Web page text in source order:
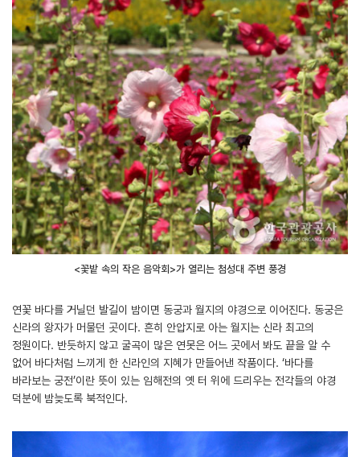
<꽃밭 속의 작은 음악회>가 열리는 첨성대 주변 풍경
연꽃 바다를 거닐던 발길이 밤이면 동궁과 월지의 야경으로 이어진다. 동궁은
신라의 왕자가 머물던 곳이다. 흔히 안압지로 아는 월지는 신라 최고의
정원이다. 반듯하지 않고 굴곡이 많은 연못은 어느 곳에서 봐도 끝을 알 수
없어 바다처럼 느끼게 한 신라인의 지혜가 만들어낸 작품이다. ‘바다를
바라보는 궁전’이란 뜻이 있는 임해전의 옛 터 위에 드리우는 전각들의 야경
덕분에 밤늦도록 북적인다.